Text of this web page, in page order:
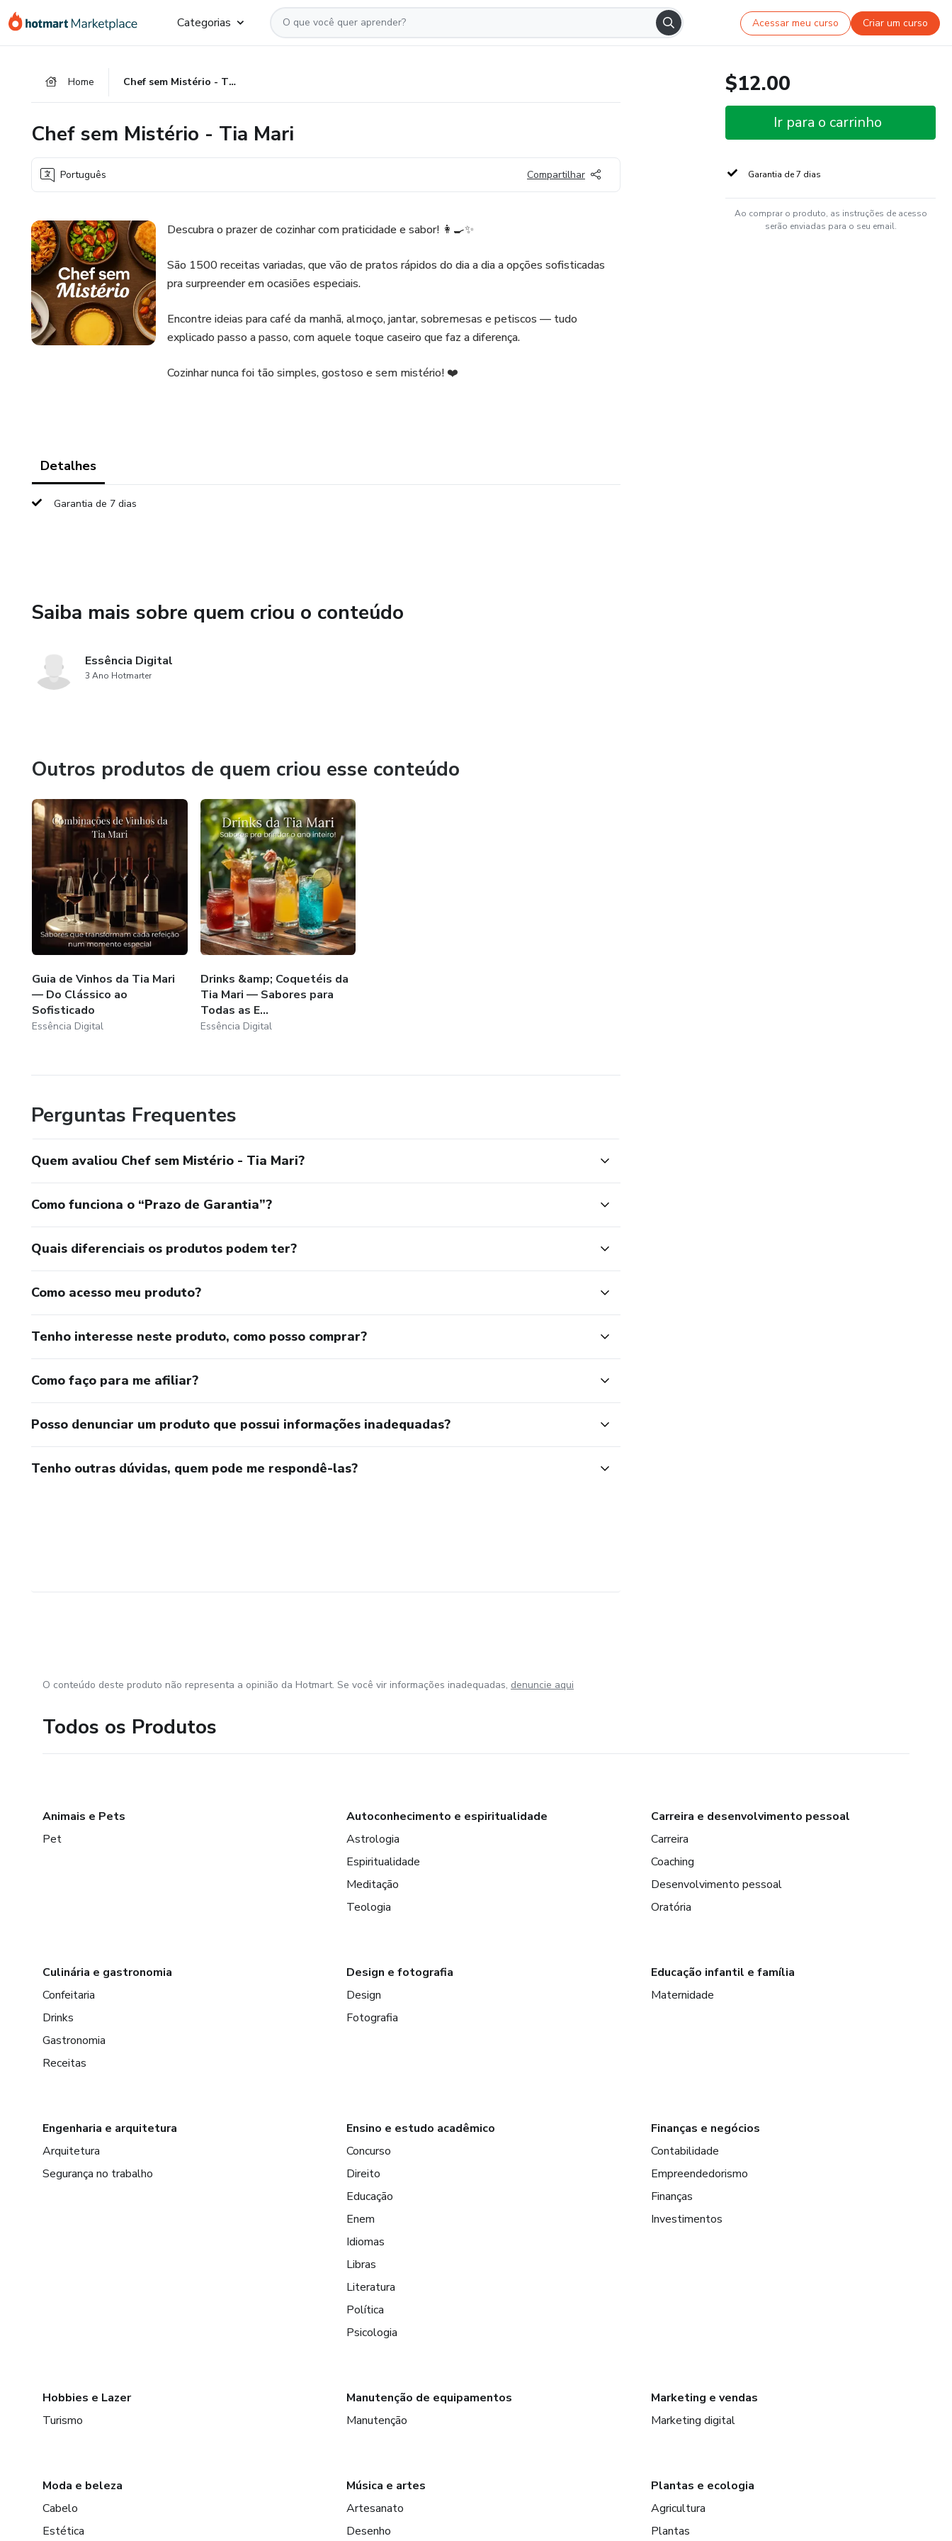
para
para
para
Categorias Acessar meu curso Criar um curso
Home Chef sem Mistério - Tia Mari
Chef sem Mistério - Tia Mari
Português Compartilhar
Descubra o prazer de cozinhar com praticidade e sabor! 👩‍🍳✨
São 1500 receitas variadas, que vão de pratos rápidos do dia a dia a opções sofisticadas
pra surpreender em ocasiões especiais.
Encontre ideias para café da manhã, almoço, jantar, sobremesas e petiscos — tudo
explicado passo a passo, com aquele toque caseiro que faz a diferença.
Cozinhar nunca foi tão simples, gostoso e sem mistério! ❤️
Detalhes
Garantia de 7 dias
Saiba mais sobre quem criou o conteúdo
Essência Digital
3 Ano Hotmarter
Outros produtos de quem criou esse conteúdo
Guia de Vinhos da Tia Mari
— Do Clássico ao
Sofisticado
Essência Digital
Drinks &amp; Coquetéis da
Tia Mari — Sabores para
Todas as E...
Essência Digital
Perguntas Frequentes
Quem avaliou Chef sem Mistério - Tia Mari?
Como funciona o “Prazo de Garantia”?
Quais diferenciais os produtos podem ter?
Como acesso meu produto?
Tenho interesse neste produto, como posso comprar?
Como faço para me afiliar?
Posso denunciar um produto que possui informações inadequadas?
Tenho outras dúvidas, quem pode me respondê-las?
$12.00
Ir para o carrinho
Garantia de 7 dias
Ao comprar o produto, as instruções de acesso
serão enviadas para o seu email.
O conteúdo deste produto não representa a opinião da Hotmart. Se você vir informações inadequadas, denuncie aqui
Todos os Produtos
Animais e Pets
Pet
Autoconhecimento e espiritualidade
Astrologia
Espiritualidade
Meditação
Teologia
Carreira e desenvolvimento pessoal
Carreira
Coaching
Desenvolvimento pessoal
Oratória
Culinária e gastronomia
Confeitaria
Drinks
Gastronomia
Receitas
Design e fotografia
Design
Fotografia
Educação infantil e família
Maternidade
Engenharia e arquitetura
Arquitetura
Segurança no trabalho
Ensino e estudo acadêmico
Concurso
Direito
Educação
Enem
Idiomas
Libras
Literatura
Política
Psicologia
Finanças e negócios
Contabilidade
Empreendedorismo
Finanças
Investimentos
Hobbies e Lazer
Turismo
Manutenção de equipamentos
Manutenção
Marketing e vendas
Marketing digital
Moda e beleza
Cabelo
Estética
Música e artes
Artesanato
Desenho
Plantas e ecologia
Agricultura
Plantas